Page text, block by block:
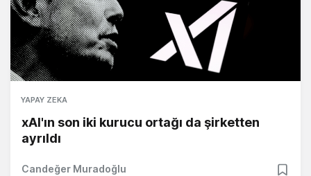
YAPAY ZEKA
xAI'ın son iki kurucu ortağı da şirketten
ayrıldı
Candeğer Muradoğlu